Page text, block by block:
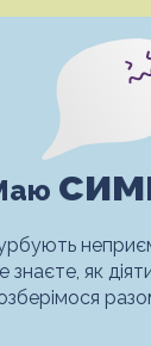
знаєте, як